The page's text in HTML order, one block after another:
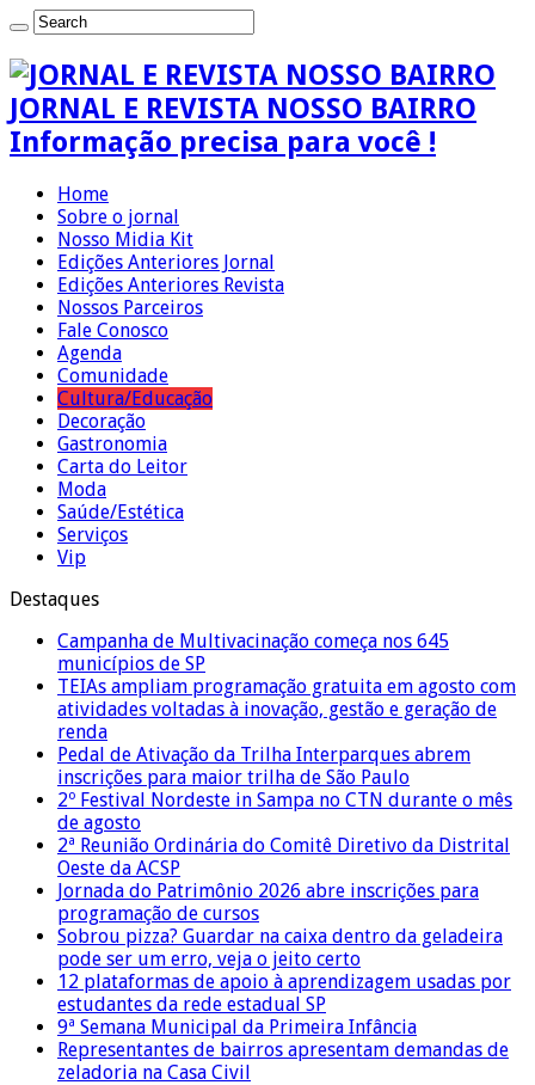
JORNAL E REVISTA NOSSO BAIRRO
Informação precisa para você !
Home
Sobre o jornal
Nosso Midia Kit
Edições Anteriores Jornal
Edições Anteriores Revista
Nossos Parceiros
Fale Conosco
Agenda
Comunidade
Cultura/Educação
Decoração
Gastronomia
Carta do Leitor
Moda
Saúde/Estética
Serviços
Vip
Destaques
Campanha de Multivacinação começa nos 645
municípios de SP
TEIAs ampliam programação gratuita em agosto com
atividades voltadas à inovação, gestão e geração de
renda
Pedal de Ativação da Trilha Interparques abrem
inscrições para maior trilha de São Paulo
2º Festival Nordeste in Sampa no CTN durante o mês
de agosto
2ª Reunião Ordinária do Comitê Diretivo da Distrital
Oeste da ACSP
Jornada do Patrimônio 2026 abre inscrições para
programação de cursos
Sobrou pizza? Guardar na caixa dentro da geladeira
pode ser um erro, veja o jeito certo
12 plataformas de apoio à aprendizagem usadas por
estudantes da rede estadual SP
9ª Semana Municipal da Primeira Infância
Representantes de bairros apresentam demandas de
zeladoria na Casa Civil